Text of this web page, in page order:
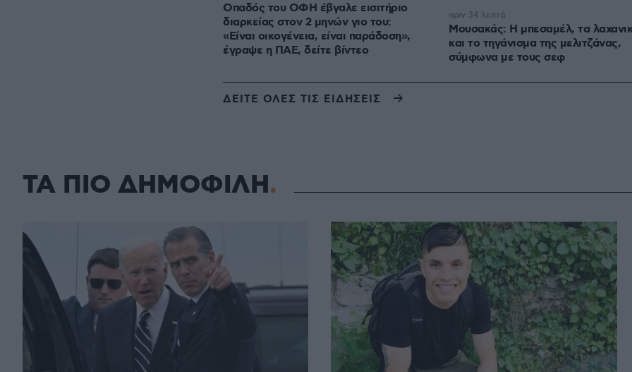
Οπαδός του ΟΦΗ έβγαλε εισιτήριο
διαρκείας στον 2 μηνών γιο του:
«Είναι οικογένεια, είναι παράδοση»,
έγραψε η ΠΑΕ, δείτε βίντεο
Μουσακάς: Η μπεσαμέλ, τα
και το τηγάνισμα της μελιτζάνας,
σύμφωνα με τους σεφ
πριν 34 λεπτά
ΔΕΙΤΕ ΟΛΕΣ ΤΙΣ ΕΙΔΗΣΕΙΣ
ΤΑ ΠΙΟ ΔΗΜΟΦΙΛΗ